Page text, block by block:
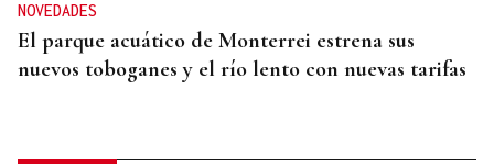
NOVEDADES
El parque acuático de Monterrei estrena sus
nuevos toboganes y el río lento con nuevas tarifas